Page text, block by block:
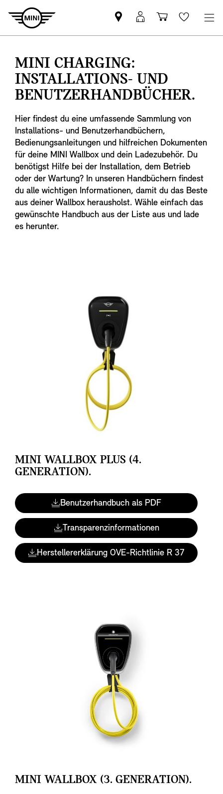
MINI
Partner
Mein
MINI
Shopping
cart
Wishlist
MINI CHARGING:
INSTALLATIONS- UND
BENUTZERHANDBÜCHER.
Hier findest du eine umfassende Sammlung von
Installations- und Benutzerhandbüchern,
Bedienungsanleitungen und hilfreichen Dokumenten
für deine MINI Wallbox und dein Ladezubehör. Du
benötigst Hilfe bei der Installation, dem Betrieb
oder der Wartung? In unseren Handbüchern findest
du alle wichtigen Informationen, damit du das Beste
aus deiner Wallbox herausholst. Wähle einfach das
gewünschte Handbuch aus der Liste aus und lade
es herunter.
MINI WALLBOX PLUS (4.
GENERATION).
Benutzerhandbuch als PDF
Transparenzinformationen
Herstellererklärung OVE-Richtlinie R 37
MINI WALLBOX (3. GENERATION).